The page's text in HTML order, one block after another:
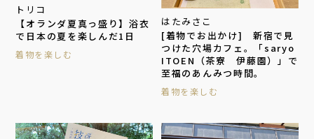
トリコ
【オランダ夏真っ盛り】浴衣
で日本の夏を楽しんだ1日
着物を楽しむ
はたみさこ
[着物でお出かけ] 新宿で見
つけた穴場カフェ。「saryo
ITOEN（茶寮 伊藤園）」で
至福のあんみつ時間。
着物を楽しむ